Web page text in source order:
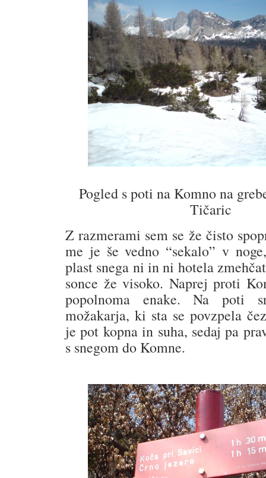
Pogled s poti na Komno na
Tičaric
Z razmerami sem se že čisto
me je še vedno “sekalo” v
plast snega ni in ni hotela
sonce že visoko. Naprej proti
popolnoma enake. Na poti
možakarja, ki sta se povzpela
je pot kopna in suha, sedaj pa
s snegom do Komne.